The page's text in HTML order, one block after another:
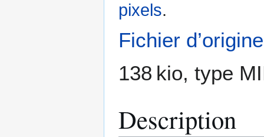
pixels.
Fichier d’origine
138 kio, type
Description